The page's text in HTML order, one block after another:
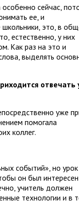
сейчас,
ее, и
школьники, это, в
естественно, у них
Как раз на это и
выделять
отвечать
уже
помогала
коллег.
событий», но урок
он был интересен
учитель должен
технологии и в